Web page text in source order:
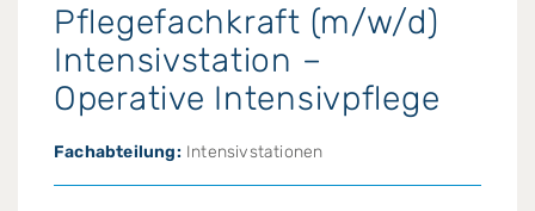
Pflegefachkraft (m/w/d)
Intensivstation –
Operative Intensivpflege
Fachabteilung:Intensivstationen